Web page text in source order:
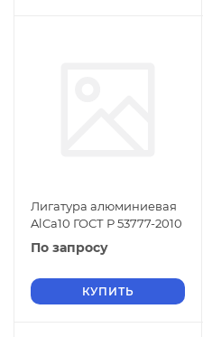
Лигатура алюминиевая
AlCa10 ГОСТ Р 53777-2010
По запросу
КУПИТЬ